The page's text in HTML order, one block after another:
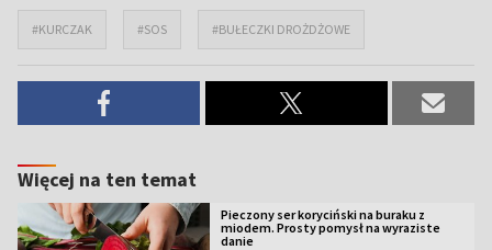
#KURCZAK #SOS #BUŁECZKI DROŻDŻOWE
Więcej na ten temat
Pieczony ser koryciński na buraku z
miodem. Prosty pomysł na wyraziste
danie